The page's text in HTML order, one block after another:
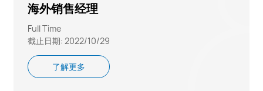
海外销售经理
Full Time
截止日期: 2022/10/29
了解更多